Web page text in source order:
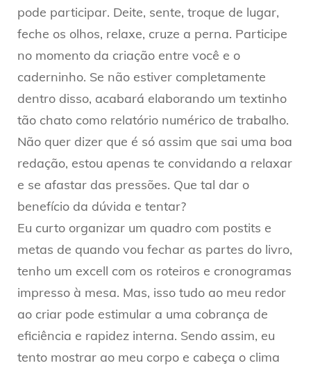
pode participar. Deite, sente, troque de lugar,
feche os olhos, relaxe, cruze a perna. Participe
no momento da criação entre você e o
caderninho. Se não estiver completamente
dentro disso, acabará elaborando um textinho
tão chato como relatório numérico de trabalho.
Não quer dizer que é só assim que sai uma boa
redação, estou apenas te convidando a relaxar
e se afastar das pressões. Que tal dar o
benefício da dúvida e tentar?
Eu curto organizar um quadro com postits e
metas de quando vou fechar as partes do livro,
tenho um excell com os roteiros e cronogramas
impresso à mesa. Mas, isso tudo ao meu redor
ao criar pode estimular a uma cobrança de
eficiência e rapidez interna. Sendo assim, eu
tento mostrar ao meu corpo e cabeça o clima